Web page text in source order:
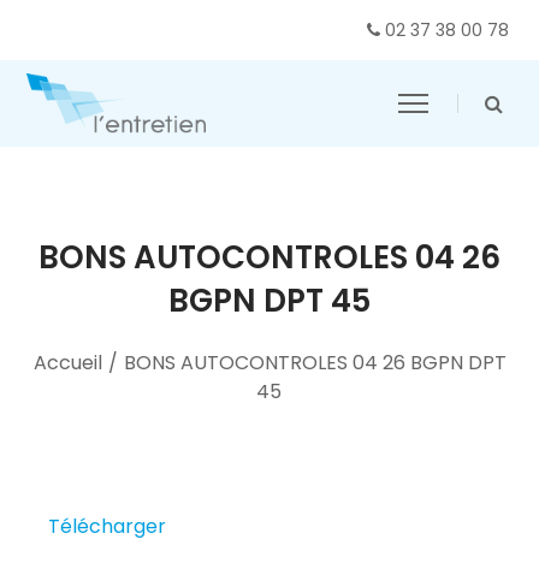
02 37 38 00 78
BONS AUTOCONTROLES 04 26
BGPN DPT 45
Accueil / BONS AUTOCONTROLES 04 26 BGPN DPT
45
Télécharger